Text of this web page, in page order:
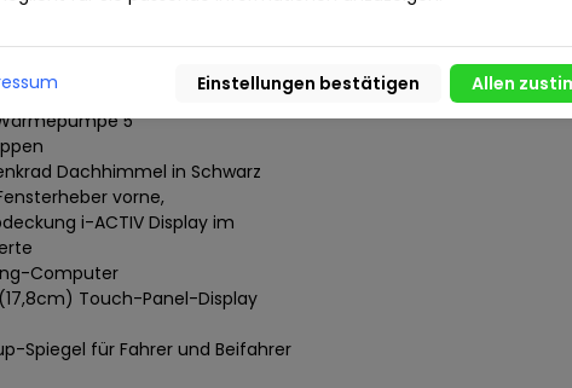
Vehicle Alerting System) Sound-
Länge 8m Typ 2-Ladekabel für
5
Dachhimmel in Schwarz
vorne,
i-ACTIV Display im
Computer
Touch-Panel-Display
Spiegel für Fahrer und Beifahrer